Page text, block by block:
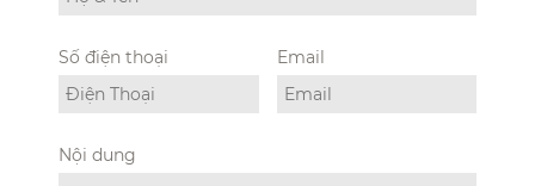
Số điện thoại Email
Nội dung